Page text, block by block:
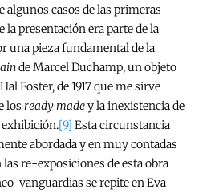
casos de las primeras
la presentación era parte de la
una pieza fundamental de la
de Marcel Duchamp, un objeto
Foster, de 1917 que me sirve
los ready madey la inexistencia de
[9] Esta circunstancia
abordada y en muy contadas
las re-exposiciones de esta obra
vanguardias se repite en Eva